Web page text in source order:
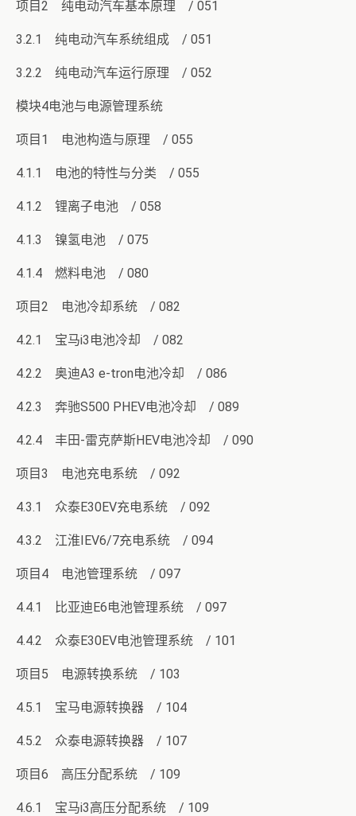
项目2 纯电动汽车基本原理 / 051
3.2.1 纯电动汽车系统组成 / 051
3.2.2 纯电动汽车运行原理 / 052
模块4电池与电源管理系统
项目1 电池构造与原理 / 055
4.1.1 电池的特性与分类 / 055
4.1.2 锂离子电池 / 058
4.1.3 镍氢电池 / 075
4.1.4 燃料电池 / 080
项目2 电池冷却系统 / 082
4.2.1 宝马i3电池冷却 / 082
4.2.2 奥迪A3 e-tron电池冷却 / 086
4.2.3 奔驰S500 PHEV电池冷却 / 089
4.2.4 丰田-雷克萨斯HEV电池冷却 / 090
项目3 电池充电系统 / 092
4.3.1 众泰E30EV充电系统 / 092
4.3.2 江淮IEV6/7充电系统 / 094
项目4 电池管理系统 / 097
4.4.1 比亚迪E6电池管理系统 / 097
4.4.2 众泰E30EV电池管理系统 / 101
项目5 电源转换系统 / 103
4.5.1 宝马电源转换器 / 104
4.5.2 众泰电源转换器 / 107
项目6 高压分配系统 / 109
4.6.1 宝马i3高压分配系统 / 109